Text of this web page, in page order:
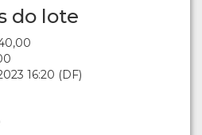
do lote
16:20 (DF)